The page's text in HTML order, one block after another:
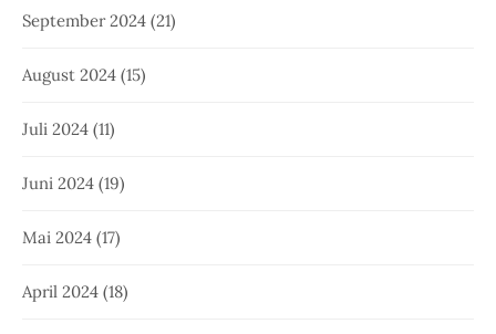
September 2024 (21)
August 2024 (15)
Juli 2024 (11)
Juni 2024 (19)
Mai 2024 (17)
April 2024 (18)